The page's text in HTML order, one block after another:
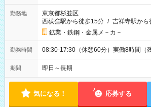
勤務地
東京都杉並区
西荻窪駅から徒歩15分 / 吉祥寺駅から
鉱業・鉄鋼・金属メ－カ－
勤務時間 08:30-17:30（休憩60分）実働8時間（
期間 即日～長期
気になる！ 応募する